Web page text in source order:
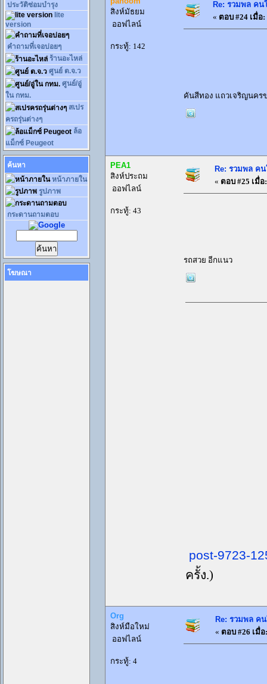
ประวัติซ่อมบำรุง
lite
version
คำถามที่เจอบ่อยๆ
ร้านอะไหล่
ศูนย์ ต.จ.ว
ศูนย์/อู่
ใน กทม.
สเปร
ครถรุ่นต่างๆ
ล้อ
แม็กซ์ Peugeot
ค้นหา
หน้าภายใน
รูปภาพ
กระดานถามตอบ
โฆษณา
ผู้เขียน หัวข้อ: รวมพล คนใช้ 504
สิงห์มัธยม
สิงห์ประถม
ครั้ง.)
สิงห์มือใหม่